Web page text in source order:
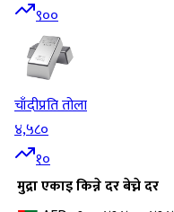
९००
चाँदीप्रति तोला
४,५८०
१०
मुद्राएकाइकिन्ने दरबेच्ने दर